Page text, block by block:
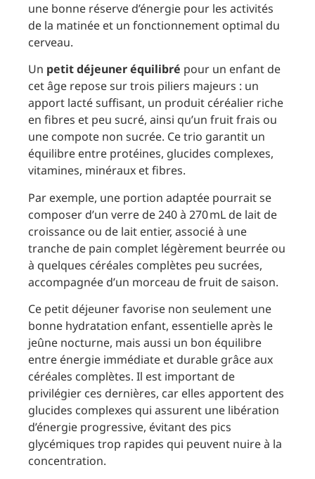
une bonne réserve d’énergie pour les activités
de la matinée et un fonctionnement optimal du
cerveau.
Un petit déjeuner équilibré pour un enfant de
cet âge repose sur trois piliers majeurs : un
apport lacté suffisant, un produit céréalier riche
en fibres et peu sucré, ainsi qu’un fruit frais ou
une compote non sucrée. Ce trio garantit un
équilibre entre protéines, glucides complexes,
vitamines, minéraux et fibres.
Par exemple, une portion adaptée pourrait se
composer d’un verre de 240 à 270 mL de lait de
croissance ou de lait entier, associé à une
tranche de pain complet légèrement beurrée ou
à quelques céréales complètes peu sucrées,
accompagnée d’un morceau de fruit de saison.
Ce petit déjeuner favorise non seulement une
bonne hydratation enfant, essentielle après le
jeûne nocturne, mais aussi un bon équilibre
entre énergie immédiate et durable grâce aux
céréales complètes. Il est important de
privilégier ces dernières, car elles apportent des
glucides complexes qui assurent une libération
d’énergie progressive, évitant des pics
glycémiques trop rapides qui peuvent nuire à la
concentration.